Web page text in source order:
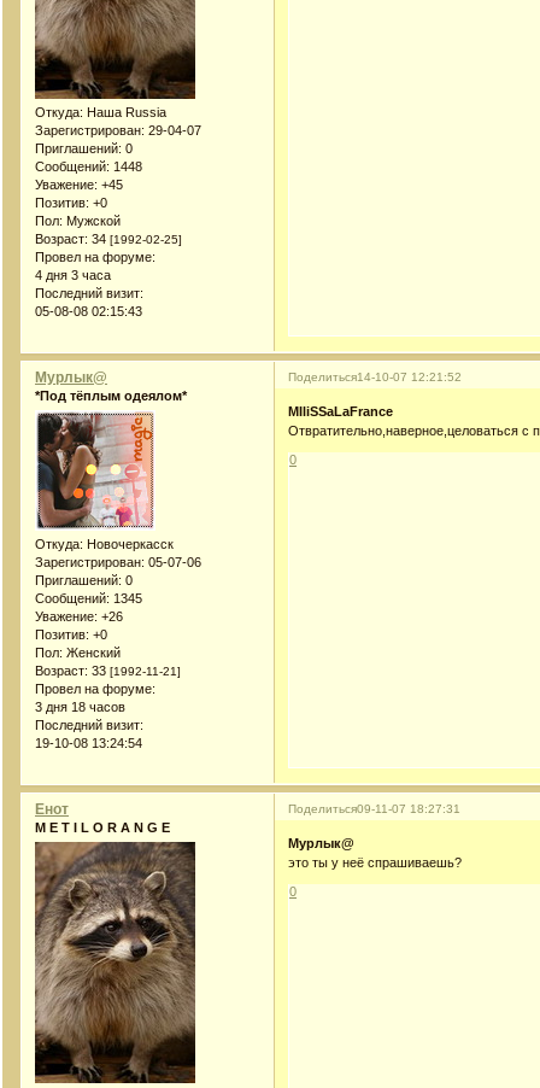
Откуда: Наша Russia
Зарегистрирован: 29-04-07
Приглашений: 0
Сообщений: 1448
Уважение: +45
Позитив: +0
Пол: Мужской
Возраст: 34 [1992-02-25]
Провел на форуме:
4 дня 3 часа
Последний визит:
05-08-08 02:15:43
Поделиться14-10-07 12:21:52
Мурлык@
*Под тёплым одеялом*
Откуда: Новочеркасск
Зарегистрирован: 05-07-06
Приглашений: 0
Сообщений: 1345
Уважение: +26
Позитив: +0
Пол: Женский
Возраст: 33 [1992-11-21]
Провел на форуме:
3 дня 18 часов
Последний визит:
19-10-08 13:24:54
MIliSSaLaFrance
Отвратительно,наверное,целоваться с
0
Поделиться09-11-07 18:27:31
Енот
M E T I L O R A N G E
Мурлык@
это ты у неё спрашиваешь?
0